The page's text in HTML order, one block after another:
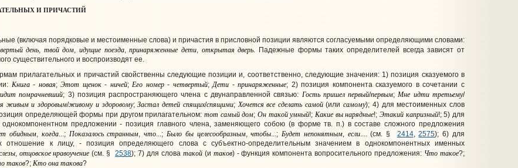
И ПРИЧАСТИЙ
(включая порядковые и местоименные слова) и причастия в присловной позиции являются согласуемыми определяющими словами:
день, твой дом,идущие поезда,принаряженные дети, открытая дверь. Падежные формы таких определителей всегда зависят от
существительного и воспроизводят ее.
прилагательных и причастий свойственны следующие позиции и, соответственно, следующие значения: 1) позиция сказуемого в
Книга- новая;Этот щенок- ничей;Его номер- четвертый;Дети -принаряженные; 2) позиция компонента сказуемого в сочетании с
помрачневший; 3) позиция распространяющего члена с двунаправленной связью: Гость пришел первый/первым;Мне идти третьему/
живым и здоровым/живому и здоровому;Застал детей спящих/спящими;Хочется все сделать самой(илисамому); 4) для местоименных слов
определяющей формы при другом прилагательном:тот самый дом;Он такой умный!; Какие вы нарядные!; Этакий капризный!; 5) для
однокомпонентном предложении - позиция главного члена, заменяющего собою (в форме тв. п.) в составе сложного предложения
обидным, когда...; Показалось странным,что...; Было бы целесообразным,чтобы...;Будет непонятным, если.... (см. § 2414,2575); 6) для
отношение к лицу, - позиция определяющего слова с субъектно-определительным значением в однокомпонентных именных
, отцовское нравоучение (см. §2538); 7) для слова такой(и таков) - функция компонента вопросительного предложения: Что такое?;
таков?; Ктоонатакова?